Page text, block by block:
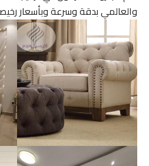
والعالمي بدقة وسرعة وبأسعار